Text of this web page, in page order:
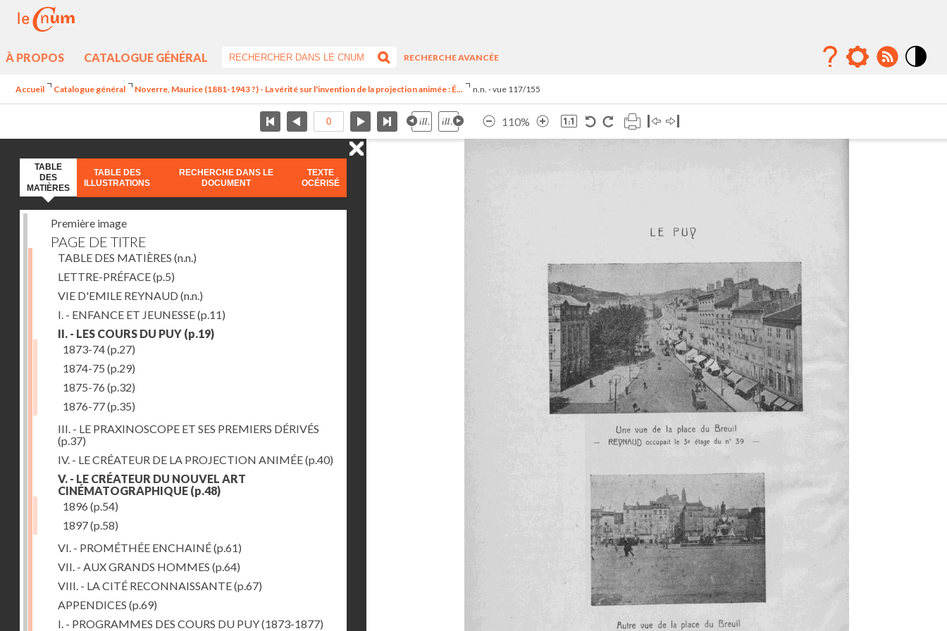
À PROPOS CATALOGUE GÉNÉRAL
RECHERCHE AVANCÉE
Accueil Catalogue général Noverre, Maurice (1881-1943 ?) - La vérité sur l'invention de la projection animée : É... n.n. - vue 117/155
110%
TABLE
DES
MATIÈRES
TABLE DES
ILLUSTRATIONS
RECHERCHE DANS LE
DOCUMENT
TEXTE
OCÉRISÉ
Première image
PAGE DE TITRE
TABLE DES MATIÈRES (n.n.)
LETTRE-PRÉFACE(p.5)
VIE D'EMILE REYNAUD (n.n.)
I. - ENFANCE ET JEUNESSE(p.11)
II. - LES COURS DU PUY (p.19)
1873-74(p.27)
1874-75 (p.29)
1875-76 (p.32)
1876-77(p.35)
III. - LE PRAXINOSCOPE ET SES PREMIERS DÉRIVÉS
(p.37)
IV. - LE CRÉATEUR DE LA PROJECTION ANIMÉE(p.40)
V. - LE CRÉATEUR DU NOUVEL ART
CINÉMATOGRAPHIQUE (p.48)
1896 (p.54)
1897(p.58)
VI. - PROMÉTHÉE ENCHAINÉ(p.61)
VII. - AUX GRANDS HOMMES (p.64)
VIII. - LA CITÉ RECONNAISSANTE(p.67)
APPENDICES (p.69)
I. - PROGRAMMES DES COURS DU PUY (1873-1877)